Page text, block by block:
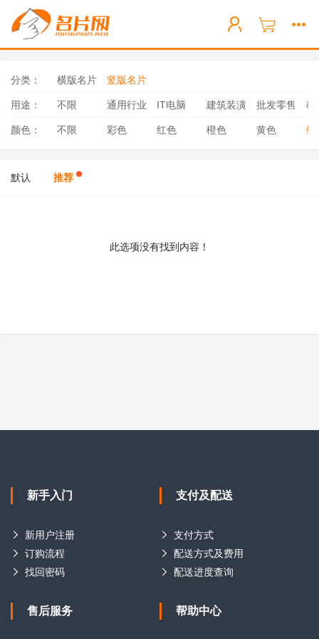
分类： 横版名片 竖版名片
用途： 不限 通用行业 IT电脑 建筑装潢 批发零售 教
颜色： 不限 彩色 红色 橙色 黄色 绿
默认 推荐
此选项没有找到内容！
新手入门
新用户注册
订购流程
找回密码
支付及配送
支付方式
配送方式及费用
配送进度查询
售后服务 帮助中心